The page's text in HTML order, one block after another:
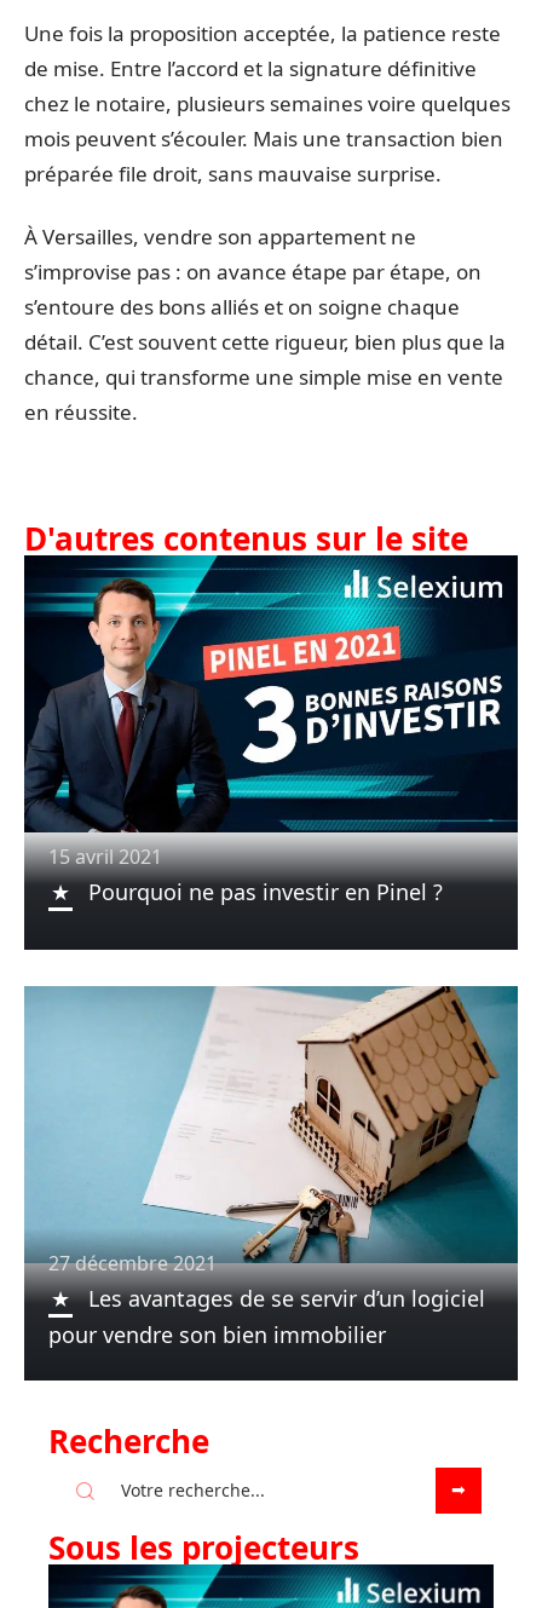
Une fois la proposition acceptée, la patience reste
de mise. Entre l’accord et la signature définitive
chez le notaire, plusieurs semaines voire quelques
mois peuvent s’écouler. Mais une transaction bien
préparée file droit, sans mauvaise surprise.
À Versailles, vendre son appartement ne
s’improvise pas : on avance étape par étape, on
s’entoure des bons alliés et on soigne chaque
détail. C’est souvent cette rigueur, bien plus que la
chance, qui transforme une simple mise en vente
en réussite.
D'autres contenus sur le site
15 avril 2021
Pourquoi ne pas investir en Pinel ?
27 décembre 2021
Les avantages de se servir d’un logiciel
pour vendre son bien immobilier
Recherche
Sous les projecteurs